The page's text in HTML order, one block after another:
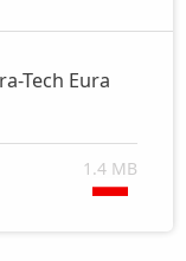
Tech Eura
1.4 MB